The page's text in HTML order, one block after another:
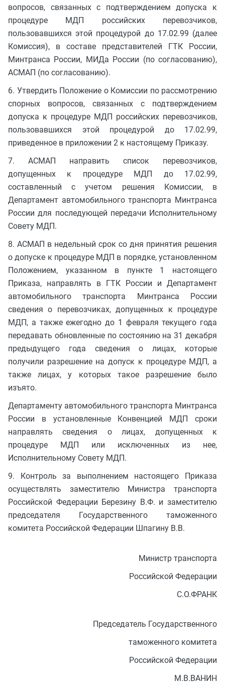
вопросов, связанных с подтверждением допуска к
процедуре МДП российских перевозчиков,
пользовавшихся этой процедурой до 17.02.99 (далее
Комиссия), в составе представителей ГТК России,
Минтранса России, МИДа России (по согласованию),
АСМАП (по согласованию).
6. Утвердить Положение о Комиссии по рассмотрению
спорных вопросов, связанных с подтверждением
допуска к процедуре МДП российских перевозчиков,
пользовавшихся этой процедурой до 17.02.99,
приведенное в приложении 2 к настоящему Приказу.
7. АСМАП направить список перевозчиков,
допущенных к процедуре МДП до 17.02.99,
составленный с учетом решения Комиссии, в
Департамент автомобильного транспорта Минтранса
России для последующей передачи Исполнительному
Совету МДП.
8. АСМАП в недельный срок со дня принятия решения
о допуске к процедуре МДП в порядке, установленном
Положением, указанном в пункте 1 настоящего
Приказа, направлять в ГТК России и Департамент
автомобильного транспорта Минтранса России
сведения о перевозчиках, допущенных к процедуре
МДП, а также ежегодно до 1 февраля текущего года
передавать обновленные по состоянию на 31 декабря
предыдущего года сведения о лицах, которые
получили разрешение на допуск к процедуре МДП, а
также лицах, у которых такое разрешение было
изъято.
Департаменту автомобильного транспорта Минтранса
России в установленные Конвенцией МДП сроки
направлять сведения о лицах, допущенных к
процедуре МДП или исключенных из нее,
Исполнительному Совету МДП.
9. Контроль за выполнением настоящего Приказа
осуществлять заместителю Министра транспорта
Российской Федерации Березину В.Ф. и заместителю
председателя Государственного таможенного
комитета Российской Федерации Шпагину В.В.
Министр транспорта
Российской Федерации
С.О.ФРАНК
Председатель Государственного
таможенного комитета
Российской Федерации
М.В.ВАНИН